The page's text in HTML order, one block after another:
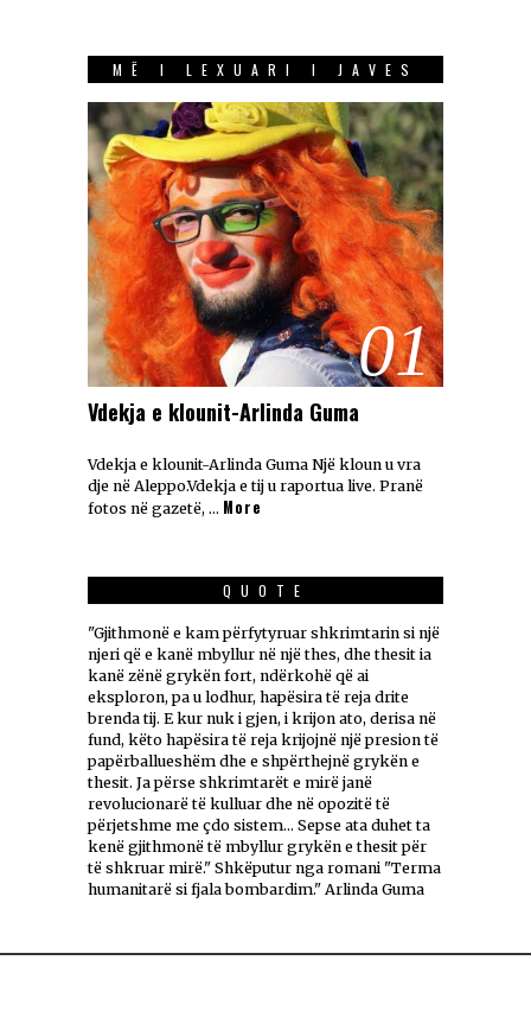
MË I LEXUARI I JAVES
01
Vdekja e klounit-Arlinda Guma
Vdekja e klounit-Arlinda Guma Një kloun u vra
dje në Aleppo.Vdekja e tij u raportua live. Pranë
fotos në gazetë, … More
QUOTE
"Gjithmonë e kam përfytyruar shkrimtarin si një
njeri që e kanë mbyllur në një thes, dhe thesit ia
kanë zënë grykën fort, ndërkohë që ai
eksploron, pa u lodhur, hapësira të reja drite
brenda tij. E kur nuk i gjen, i krijon ato, derisa në
fund, këto hapësira të reja krijojnë një presion të
papërballueshëm dhe e shpërthejnë grykën e
thesit. Ja përse shkrimtarët e mirë janë
revolucionarë të kulluar dhe në opozitë të
përjetshme me çdo sistem... Sepse ata duhet ta
kenë gjithmonë të mbyllur grykën e thesit për
të shkruar mirë." Shkëputur nga romani "Terma
humanitarë si fjala bombardim." Arlinda Guma